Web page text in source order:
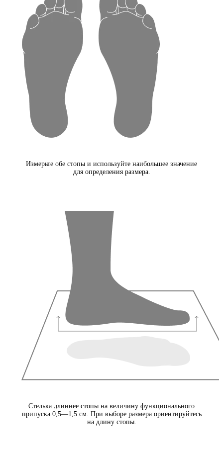
Измерьте обе стопы и используйте наибольшее значение
для определения размера.
Стелька длиннее стопы на величину функционального
припуска 0,5—1,5 см. При выборе размера ориентируйтесь
на длину стопы.